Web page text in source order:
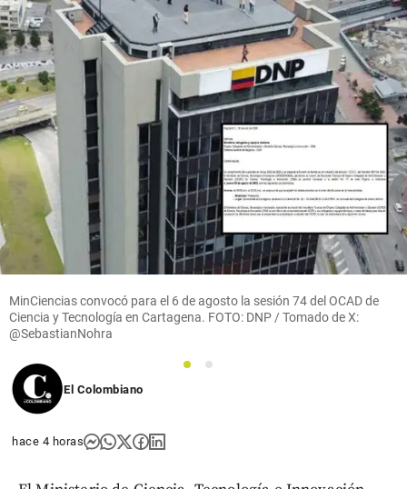
MinCiencias convocó para el 6 de agosto la sesión 74 del OCAD de
Ciencia y Tecnología en Cartagena. FOTO: DNP / Tomado de X:
@SebastianNohra
1
2
El Colombiano
hace 4 horas